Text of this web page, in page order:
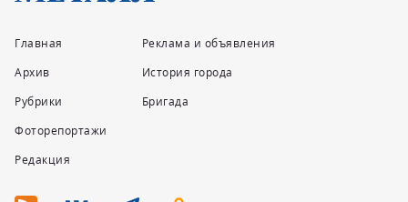
Главная
Архив
Рубрики
Фоторепортажи
Редакция
Реклама и объявления
История города
Бригада